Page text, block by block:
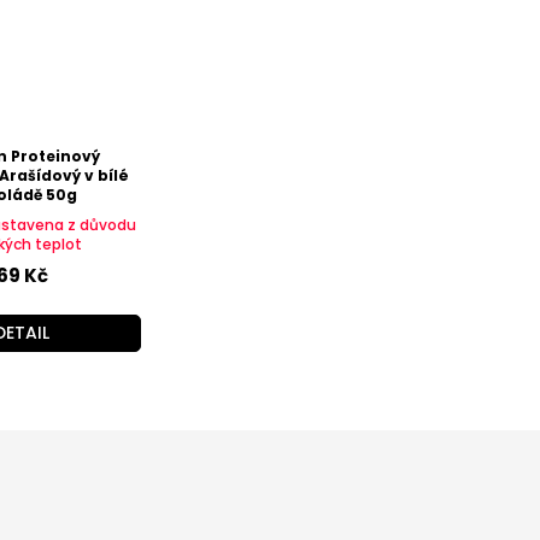
Proteinový
v bílé
50g
z důvodu
teplot
Kč